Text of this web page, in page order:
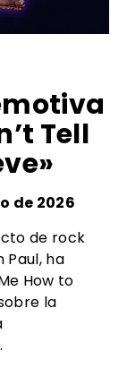
Tell
de 2026
de rock
ha
How to
la